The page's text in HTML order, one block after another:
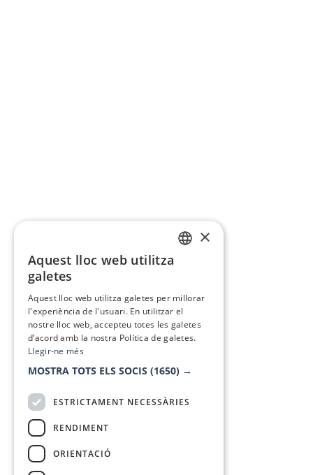
×
Aquest lloc web utilitza
galetes
Aquest lloc web utilitza galetes per millorar
l'experiència de l'usuari. En utilitzar el
nostre lloc web, accepteu totes les galetes
d’acord amb la nostra Política de galetes.
Llegir-ne més
MOSTRA TOTS ELS SOCIS (1650) →
ESTRICTAMENT NECESSÀRIES
RENDIMENT
ORIENTACIÓ